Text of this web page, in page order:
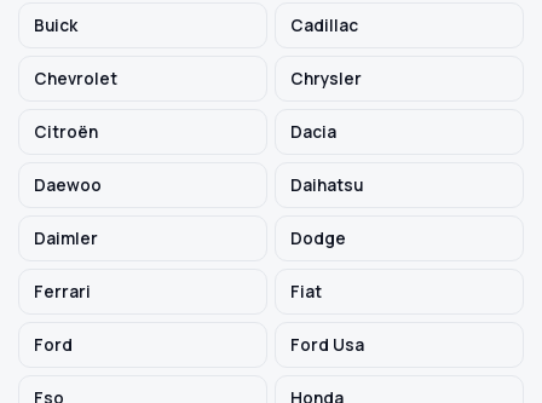
Buick Cadillac
Chevrolet Chrysler
Citroën Dacia
Daewoo Daihatsu
Daimler Dodge
Ferrari Fiat
Ford Ford Usa
Fso Honda